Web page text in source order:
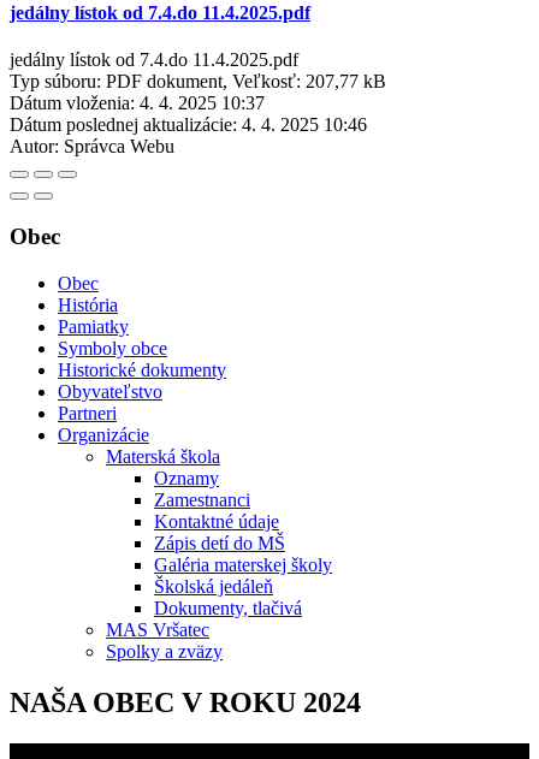
jedálny lístok od 7.4.do 11.4.2025.pdf
jedálny lístok od 7.4.do 11.4.2025.pdf
Typ súboru: PDF dokument, Veľkosť: 207,77 kB
Dátum vloženia: 4. 4. 2025 10:37
Dátum poslednej aktualizácie: 4. 4. 2025 10:46
Autor: Správca Webu
Obec
Obec
História
Pamiatky
Symboly obce
Historické dokumenty
Obyvateľstvo
Partneri
Organizácie
Materská škola
Oznamy
Zamestnanci
Kontaktné údaje
Zápis detí do MŠ
Galéria materskej školy
Školská jedáleň
Dokumenty, tlačivá
MAS Vršatec
Spolky a zväzy
NAŠA OBEC V ROKU 2024